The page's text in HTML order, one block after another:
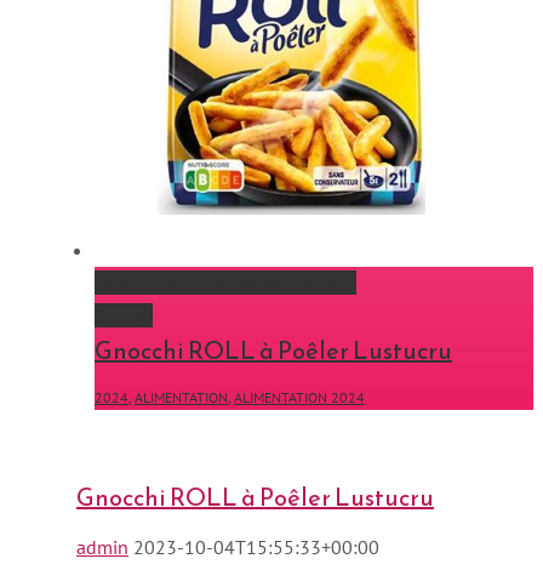
Gnocchi ROLL à Poêler Lustucru
2024, ALIMENTATION, ALIMENTATION 2024
Gnocchi ROLL à Poêler Lustucru
admin 2023-10-04T15:55:33+00:00